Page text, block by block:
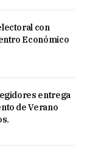
con
Económico
entrega
de Verano